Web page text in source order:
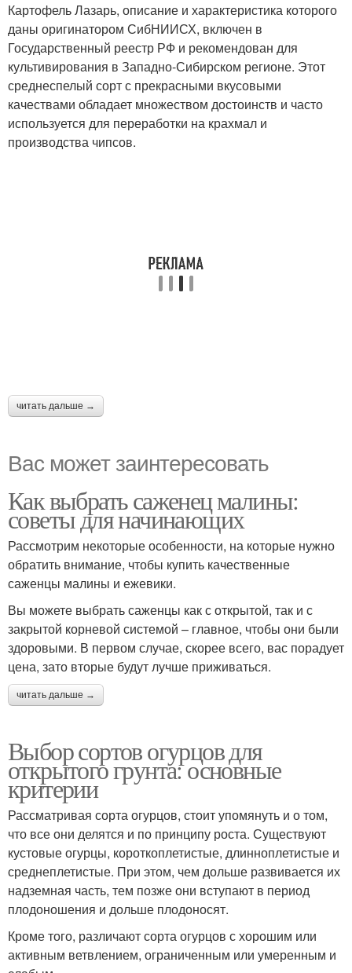
Картофель Лазарь, описание и характеристика которого
даны оригинатором СибНИИСХ, включен в
Государственный реестр РФ и рекомендован для
культивирования в Западно-Сибирском регионе. Этот
среднеспелый сорт с прекрасными вкусовыми
качествами обладает множеством достоинств и часто
используется для переработки на крахмал и
производства чипсов.
читать дальше →
Вас может заинтересовать
Как выбрать саженец малины:
советы для начинающих
Рассмотрим некоторые особенности, на которые нужно
обратить внимание, чтобы купить качественные
саженцы малины и ежевики.
Вы можете выбрать саженцы как с открытой, так и с
закрытой корневой системой – главное, чтобы они были
здоровыми. В первом случае, скорее всего, вас порадует
цена, зато вторые будут лучше приживаться.
читать дальше →
Выбор сортов огурцов для
открытого грунта: основные
критерии
Рассматривая сорта огурцов, стоит упомянуть и о том,
что все они делятся и по принципу роста. Существуют
кустовые огурцы, короткоплетистые, длинноплетистые и
среднеплетистые. При этом, чем дольше развивается их
надземная часть, тем позже они вступают в период
плодоношения и дольше плодоносят.
Кроме того, различают сорта огурцов с хорошим или
активным ветвлением, ограниченным или умеренным и